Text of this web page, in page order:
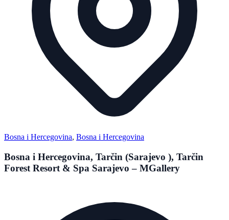
Bosna i Hercegovina, Bosna i Hercegovina
Bosna i Hercegovina, Tarčin (Sarajevo ), Tarčin
Forest Resort & Spa Sarajevo – MGallery